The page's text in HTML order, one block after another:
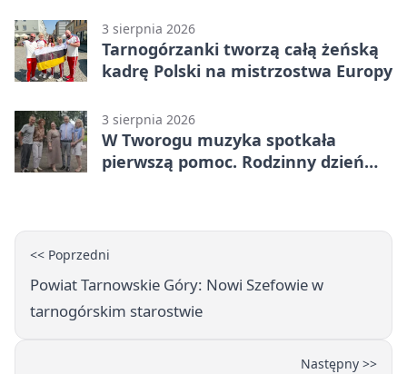
3 sierpnia 2026
Tarnogórzanki tworzą całą żeńską
kadrę Polski na mistrzostwa Europy
3 sierpnia 2026
W Tworogu muzyka spotkała
pierwszą pomoc. Rodzinny dzień
<< Poprzedni
Powiat Tarnowskie Góry: Nowi Szefowie w
tarnogórskim starostwie
Następny >>